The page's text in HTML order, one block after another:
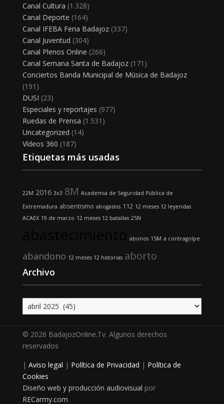
Canal Cultura (1.328)
Canal Deporte (164)
Canal IFEBA Feria Badajoz(337)
Canal Juventud (304)
Canal Plenos Online (266)
Canal Semana Santa de Badajoz(171)
Conciertos Banda Municipal de Música de Badajoz
(191)
DUSI (23)
Especiales y reportajes (977)
Ruedas de Prensa (1.531)
Uncategorized (14)
Vídeos 360 (187)
Etiquetas más usadas
22M 2016 3x3 8M Academia de Seguridad Pública de
Extremadura absentismo abogados 112 12 meses 12 leyendas
ACAEX 19 de marzo 12 meses 12 batallas 25N
abonos 15M a contragolpe
abandono 12 meses 12 historias aborto
Archivo
Archivo
© 2026 BadajozOnline.Tv. Algunos derechos
reservados
| Aviso legal | Política de Privacidad | Política de
Cookies
Diseño web y producción audiovisual por
RECarmy.com